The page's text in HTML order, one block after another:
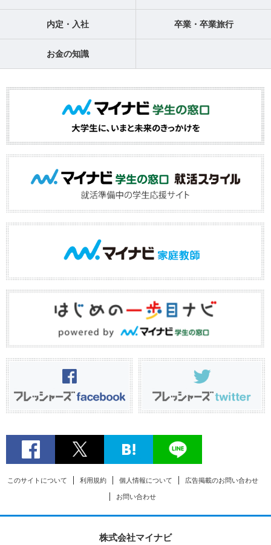
内定・入社 卒業・卒業旅行
お金の知識
このサイトについて 利用規約 個人情報について 広告掲載のお問い合わせ
お問い合わせ
株式会社マイナビ